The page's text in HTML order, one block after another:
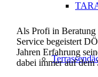
Als Profi in
Service begeistert
Jahren Erfahrung
dabei immer auf dem